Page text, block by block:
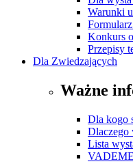
Warunki
Konkurs
Przepisy
Dla Zwiedzających
Ważne
Dla kogo
Dlaczego
Lista